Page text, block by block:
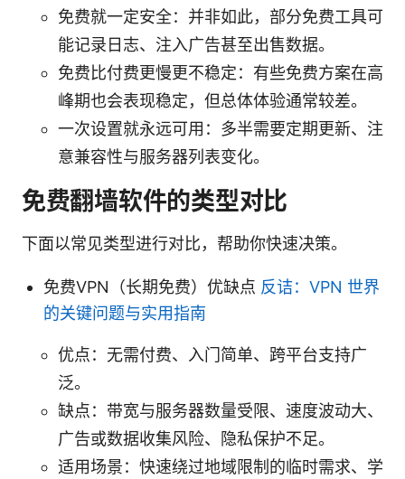
免费就一定安全：并非如此，部分免费工具可
能记录日志、注入广告甚至出售数据。
免费比付费更慢更不稳定：有些免费方案在高
峰期也会表现稳定，但总体体验通常较差。
一次设置就永远可用：多半需要定期更新、注
意兼容性与服务器列表变化。
免费翻墙软件的类型对比
下面以常见类型进行对比，帮助你快速决策。
免费VPN（长期免费）优缺点 反诘：VPN 世界
的关键问题与实用指南
优点：无需付费、入门简单、跨平台支持广
泛。
缺点：带宽与服务器数量受限、速度波动大、
广告或数据收集风险、隐私保护不足。
适用场景：快速绕过地域限制的临时需求、学